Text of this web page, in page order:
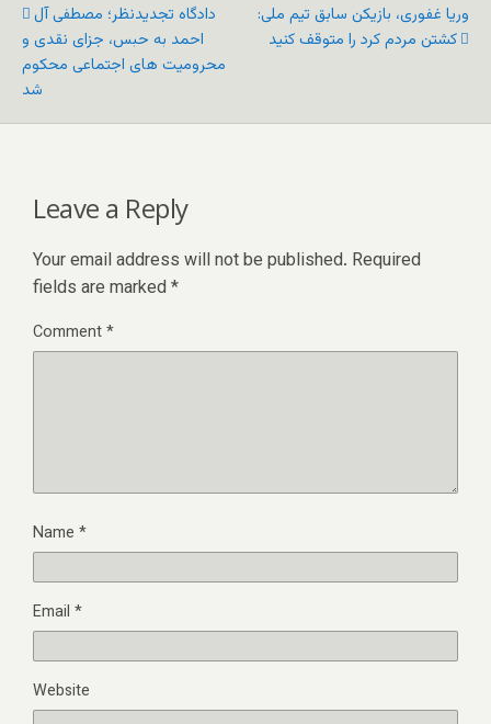
دادگاه تجدیدنظر؛ مصطفی آل
احمد به حبس، جزای نقدی و
محرومیت های اجتماعی محکوم
شد
وریا غفوری، بازیکن سابق تیم ملی:
کشتن مردم کرد را متوقف کنید
Leave a Reply
Your email address will not be published. Required
fields are marked *
Comment*
Name *
Email *
Website